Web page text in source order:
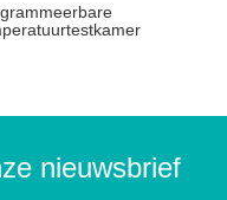
nieuwsbrief